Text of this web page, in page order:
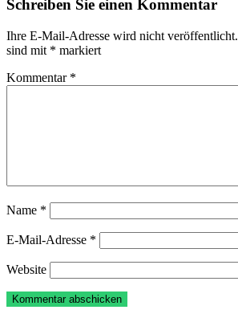
Schreiben Sie einen Kommentar
Ihre E-Mail-Adresse wird nicht veröffentlicht.
sind mit * markiert
Kommentar *
Name *
E-Mail-Adresse *
Website